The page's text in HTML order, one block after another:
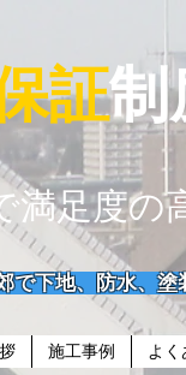
証制
足度の
施工事例 よく
下地、防水、